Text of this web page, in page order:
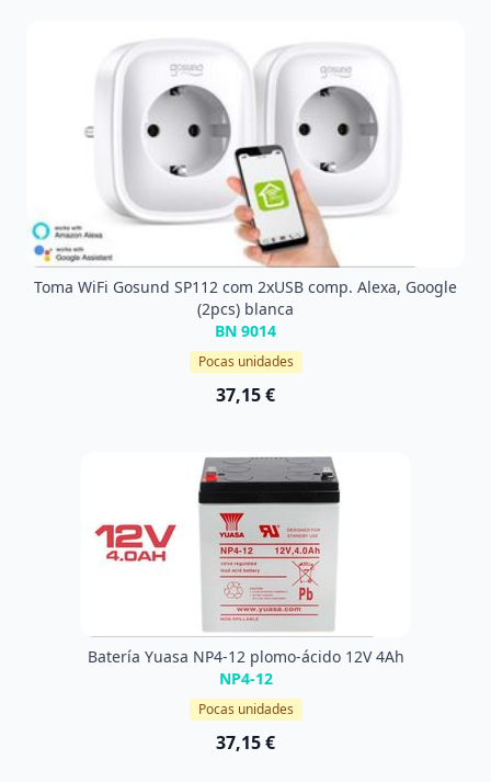
Toma WiFi Gosund SP112 com 2xUSB comp. Alexa, Google
(2pcs) blanca
BN 9014
Pocas unidades
37,15 €
Batería Yuasa NP4-12 plomo-ácido 12V 4Ah
NP4-12
Pocas unidades
37,15 €